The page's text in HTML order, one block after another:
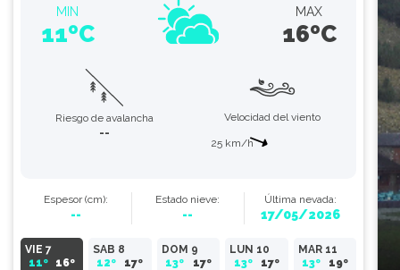
MIN
11ºC
MAX
16ºC
Riesgo de avalancha
--
Velocidad del viento
25 km/h
Espesor(cm):
--
Estado nieve:
--
Última nevada:
17/05/2026
VIE 7
11º
16º
SAB 8
12º
17º
DOM 9
13º
17º
LUN 10
13º
17º
MAR 11
13º
19º